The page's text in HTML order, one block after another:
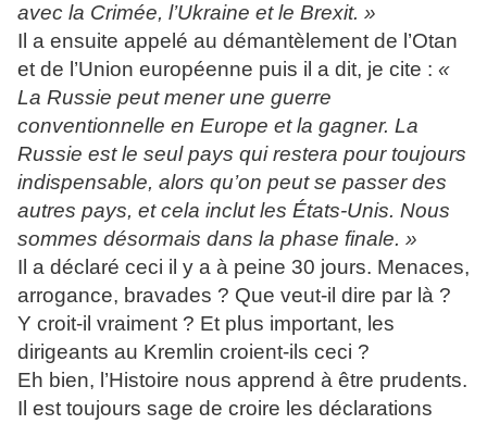
avec la Crimée, l’Ukraine et le Brexit. »
Il a ensuite appelé au démantèlement de l’Otan
et de l’Union européenne puis il a dit, je cite : «
La Russie peut mener une guerre
conventionnelle en Europe et la gagner. La
Russie est le seul pays qui restera pour toujours
indispensable, alors qu’on peut se passer des
autres pays, et cela inclut les États-Unis. Nous
sommes désormais dans la phase finale. »
Il a déclaré ceci il y a à peine 30 jours. Menaces,
arrogance, bravades ? Que veut-il dire par là ?
Y croit-il vraiment ? Et plus important, les
dirigeants au Kremlin croient-ils ceci ?
Eh bien, l’Histoire nous apprend à être prudents.
Il est toujours sage de croire les déclarations